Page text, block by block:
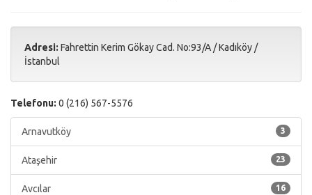
Adresi: Fahrettin Kerim Gökay Cad. No:93/A /Kadıköy /
İstanbul
Telefonu: 0 (216) 567-5576
3
Arnavutköy
23
Ataşehir
16
Avcılar